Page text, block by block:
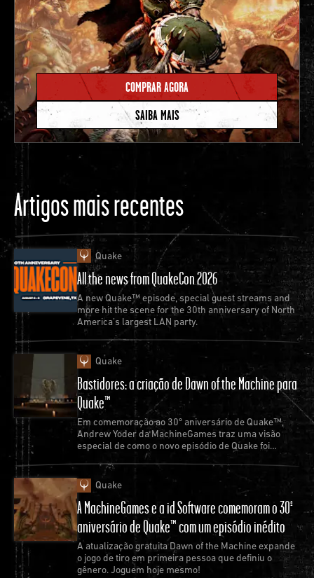
COMPRAR AGORA
SAIBA MAIS
Artigos mais recentes
Quake
All the news from QuakeCon 2026
A new Quake™ episode, special guest streams and
more hit the scene for the 30th anniversary of North
America’s largest LAN party.
Quake
Bastidores: a criação de Dawn of the Machine para
Quake™
Em comemoração ao 30º aniversário de Quake™,
Andrew Yoder da MachineGames traz uma visão
especial de como o novo episódio de Quake foi
Quake
A MachineGames e a id Software comemoram o 30º
aniversário de Quake™ com um episódio inédito
A atualização gratuita Dawn of the Machine expande
o jogo de tiro em primeira pessoa que definiu o
gênero. Joguem hoje mesmo!